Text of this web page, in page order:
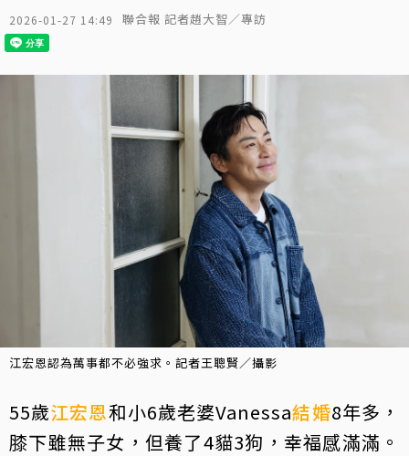
2026-01-27 14:49 聯合報 記者趙大智／專訪
江宏恩認為萬事都不必強求。記者王聰賢／攝影
55歲江宏恩和小6歲老婆Vanessa結婚8年多，
膝下雖無子女，但養了4貓3狗，幸福感滿滿。